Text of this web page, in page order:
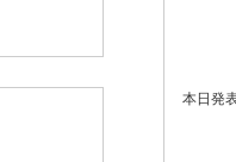
本日発